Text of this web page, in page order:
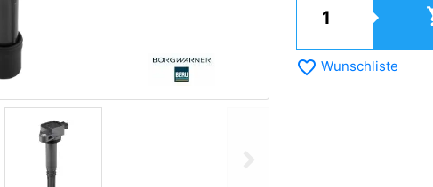
favorite_border Wunschliste